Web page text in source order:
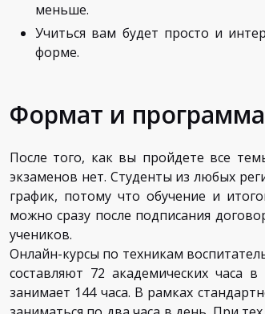
меньше.
Учиться вам будет просто и
форме.
Формат и
После того, как вы пройдете все
экзаменов нет. Студенты из любых
график, потому что обучение и
можно сразу после подписания
учеников.
Онлайн-курсы по техникам
составляют 72 академических часа
занимает 144 часа. В рамках